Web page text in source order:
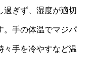
過ぎず、湿度が適切
。手の体温でマジパ
々手を冷やすなど温